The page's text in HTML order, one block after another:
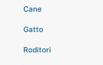
Cane
Gatto
Roditori